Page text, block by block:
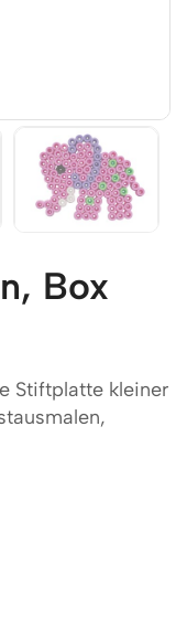
Box
Stiftplatte kleiner